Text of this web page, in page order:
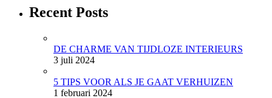
Recent Posts
DE CHARME VAN TIJDLOZE INTERIEURS
3 juli 2024
5 TIPS VOOR ALS JE GAAT VERHUIZEN
1 februari 2024